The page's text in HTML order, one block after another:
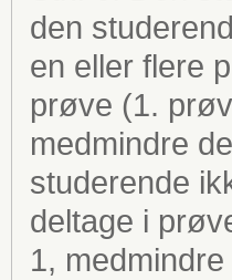
den
en eller flere
prøve (1.
medmindre
studerende
deltage i
1,